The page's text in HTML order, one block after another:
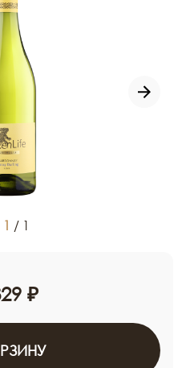
1 / 1
₽